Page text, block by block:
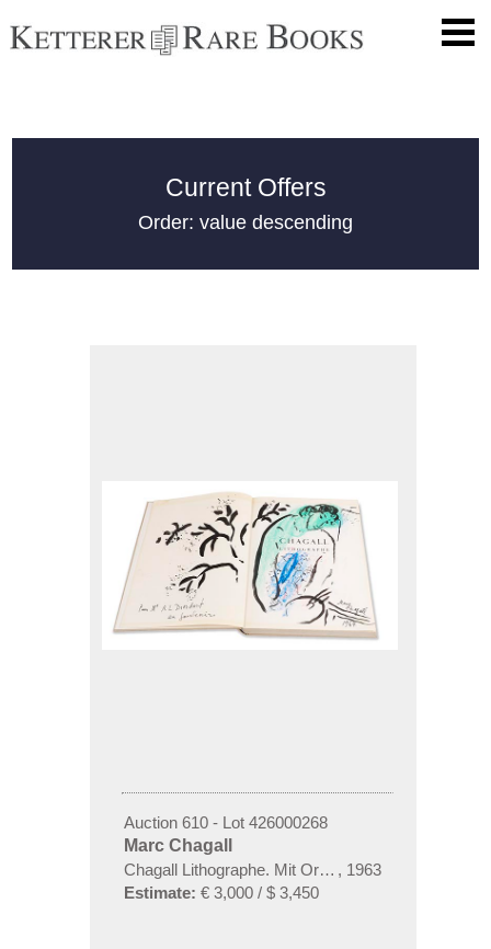
Current Offers
Order: value descending
Auction 610 - Lot 426000268
Marc Chagall
Chagall Lithographe. Mit Orig.-Zeichnung von
, 1963
Estimate: € 3,000 / $ 3,450